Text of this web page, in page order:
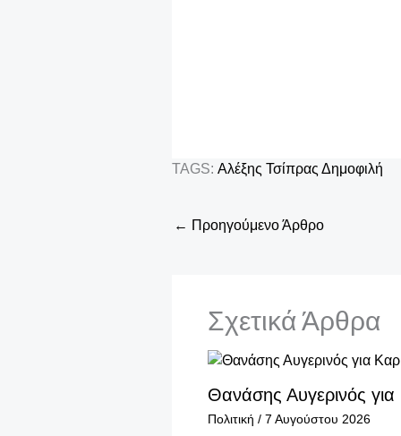
TAGS: Αλέξης Τσίπρας Δημοφιλή
← Προηγούμενο Άρθρο
Σχετικά Άρθρα
Θανάσης Αυγερινός
Πολιτική / 7 Αυγούστου 2026